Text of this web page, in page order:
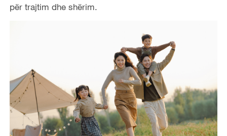
për trajtim dhe shërim.